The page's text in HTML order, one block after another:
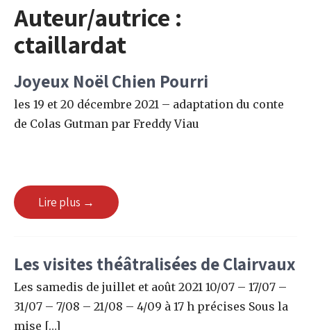
Auteur/autrice :
ctaillardat
Joyeux Noël Chien Pourri
les 19 et 20 décembre 2021 – adaptation du conte
de Colas Gutman par Freddy Viau
Lire plus →
Les visites théâtralisées de Clairvaux
Les samedis de juillet et août 2021 10/07 – 17/07 –
31/07 – 7/08 – 21/08 – 4/09 à 17 h précises Sous la
mise […]